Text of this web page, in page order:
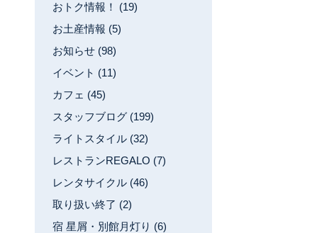
おトク情報！ (19)
お土産情報 (5)
お知らせ (98)
イベント (11)
カフェ (45)
スタッフブログ (199)
ライトスタイル (32)
レストランREGALO (7)
レンタサイクル (46)
取り扱い終了 (2)
宿 星屑・別館月灯り (6)